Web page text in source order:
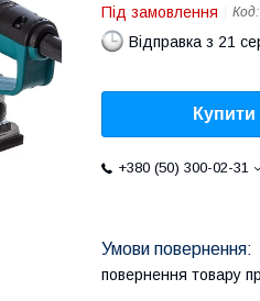
Під замовлення Код:
Відправка з 21
Купити
+380 (50) 300-02-31
повернення товару